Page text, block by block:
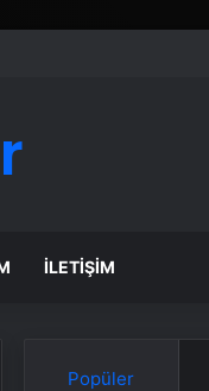
İLETIŞIM
Popüler